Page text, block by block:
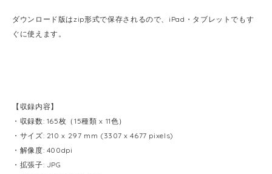
ダウンロード版はzip形式で保存されるので、iPad・タブレットでもす
ぐに使えます。
【収録内容】
・収録数: 165枚（15種類 x 11色）
・サイズ: 210 x 297 mm (3307 x 4677 pixels)
・解像度: 400dpi
・拡張子: JPG